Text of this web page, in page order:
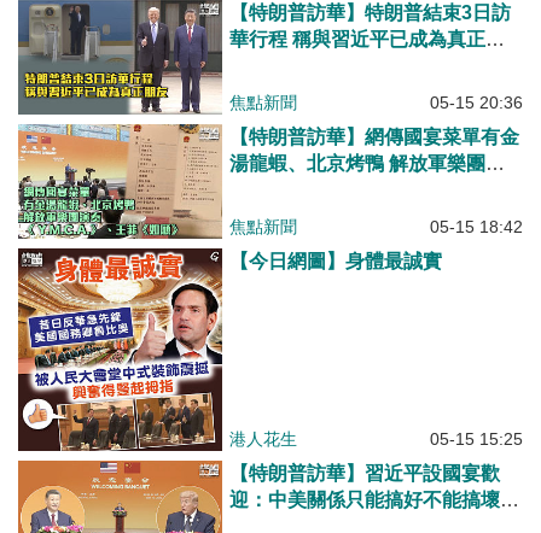
【特朗普訪華】特朗普結束3日訪
華行程 稱與習近平已成為真正朋
焦點新聞 05-15 20:36
【特朗普訪華】網傳國宴菜單有金
湯龍蝦、北京烤鴨 解放軍樂團演
焦點新聞 05-15 18:42
【今日網圖】身體最誠實
港人花生 05-15 15:25
【特朗普訪華】習近平設國宴歡
迎：中美關係只能搞好不能搞壞